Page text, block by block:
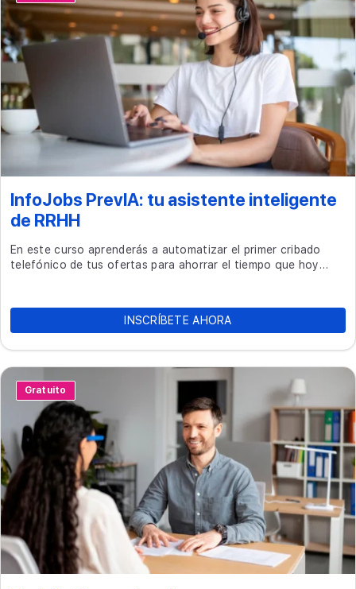
InfoJobs PrevIA: tu asistente inteligente
de RRHH
En este curso aprenderás a automatizar el primer cribado
telefónico de tus ofertas para ahorrar el tiempo que hoy
INSCRÍBETE AHORA
Gratuito